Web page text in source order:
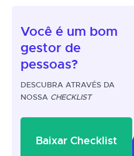
Você é um bom
gestor de
pessoas?
DESCUBRA ATRAVÉS DA
NOSSA CHECKLIST
Baixar Checklist